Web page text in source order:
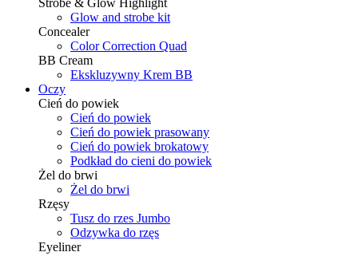
Glow and strobe kit
Concealer
Color Correction Quad
BB Cream
Ekskluzywny Krem BB
Oczy
Cień do powiek
Cień do powiek
Cień do powiek prasowany
Cień do powiek brokatowy
Podkład do cieni do powiek
Żel do brwi
Żel do brwi
Rzęsy
Tusz do rzes Jumbo
Odzywka do rzęs
Eyeliner